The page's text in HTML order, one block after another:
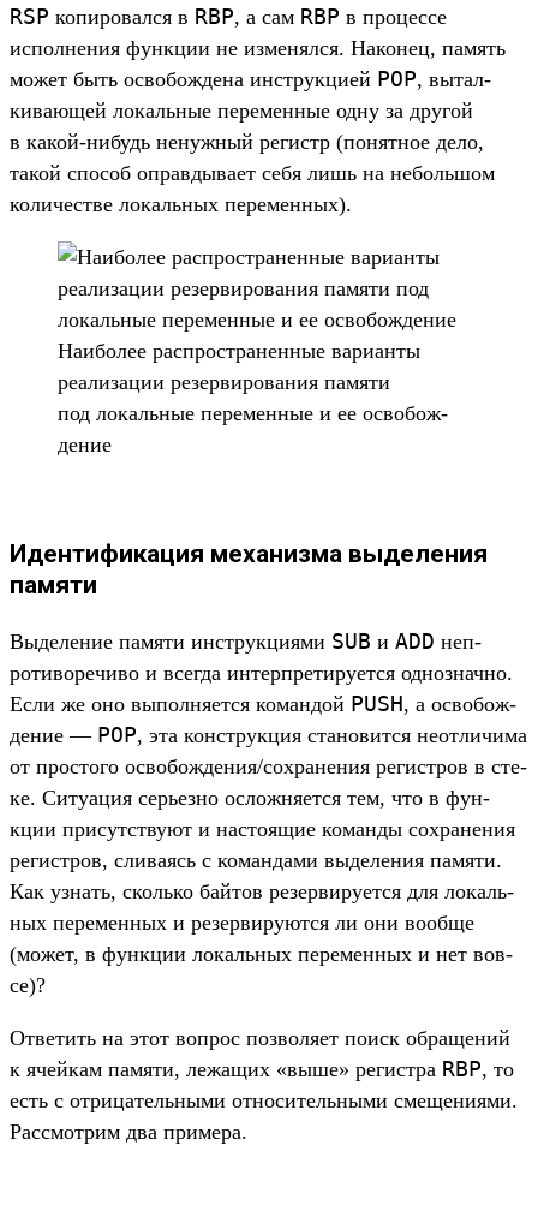
RSP копиро­вал­ся в RBP, а сам RBP в про­цес­се
исполне­ния фун­кции не изме­нял­ся. Наконец, память
может быть осво­бож­дена инс­трук­цией POP, вытал­
кива­ющей локаль­ные перемен­ные одну за дру­гой
в какой‑нибудь ненуж­ный регистр (понят­ное дело,
такой спо­соб оправды­вает себя лишь на неболь­шом
количес­тве локаль­ных перемен­ных).
На­ибо­лее рас­простра­нен­ные вари­анты
реали­зации резер­вирова­ния памяти
под локаль­ные перемен­ные и ее осво­бож­
дение
Идентификация механизма выделения
памяти
Вы­деле­ние памяти инс­трук­циями SUB и ADD неп­
ротиво­речи­во и всег­да интер­пре­тиру­ется однознач­но.
Если же оно выпол­няет­ся коман­дой PUSH, а осво­бож­
дение — POP, эта конс­трук­ция ста­новит­ся неот­личима
от прос­того осво­бож­дения/сох­ранения регис­тров в сте­
ке. Ситу­ация серь­езно осложня­ется тем, что в фун­
кции при­сутс­тву­ют и нас­тоящие коман­ды сох­ранения
регис­тров, сли­ваясь с коман­дами выделе­ния памяти.
Как узнать, сколь­ко бай­тов резер­виру­ется для локаль­
ных перемен­ных и резер­виру­ются ли они вооб­ще
(может, в фун­кции локаль­ных перемен­ных и нет вов­
се)?
От­ветить на этот воп­рос поз­воля­ет поиск обра­щений
к ячей­кам памяти, лежащих «выше» регис­тра RBP, то
есть с отри­цатель­ными отно­ситель­ными сме­щени­ями.
Рас­смот­рим два при­мера.